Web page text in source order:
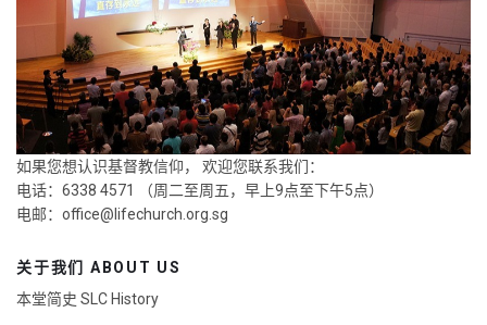
如果您想认识基督教信仰， 欢迎您联系我们：
电话：6338 4571 （周二至周五，早上9点至下午5点）
电邮： office@lifechurch.org.sg
关于我们 ABOUT US
本堂简史 SLC History